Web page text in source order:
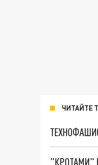
ЧИТАЙТЕ
"КРОТАМИ"